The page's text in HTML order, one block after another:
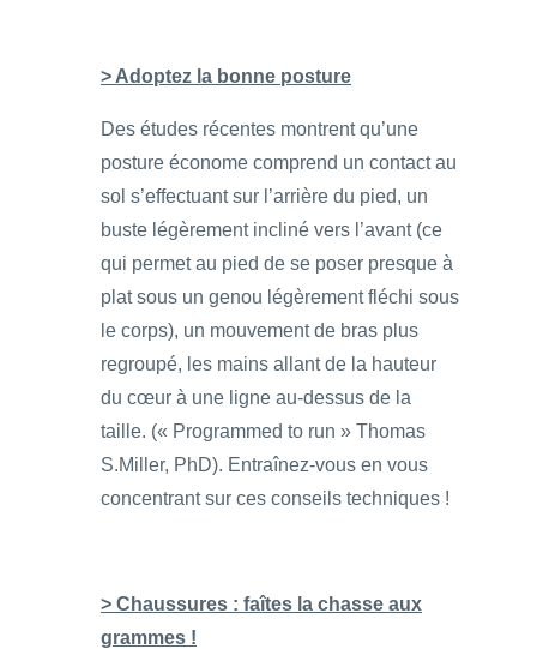
> Adoptez la bonne posture
Des études récentes montrent qu’une
posture économe comprend un contact au
sol s’effectuant sur l’arrière du pied, un
buste légèrement incliné vers l’avant (ce
qui permet au pied de se poser presque à
plat sous un genou légèrement fléchi sous
le corps), un mouvement de bras plus
regroupé, les mains allant de la hauteur
du cœur à une ligne au-dessus de la
taille. (« Programmed to run » Thomas
S.Miller, PhD). Entraînez-vous en vous
concentrant sur ces conseils techniques !
> Chaussures : faîtes la chasse aux
grammes !